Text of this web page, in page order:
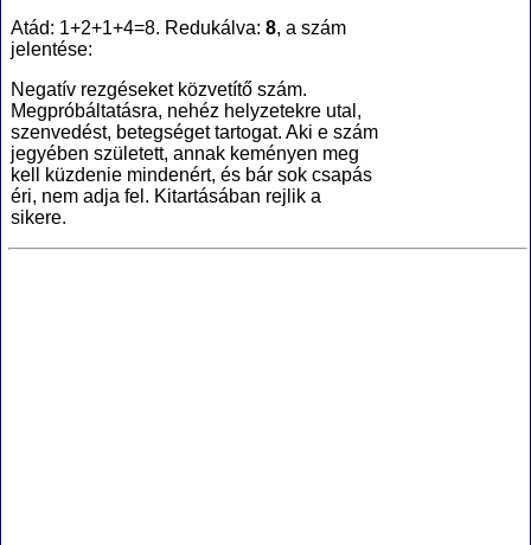
Atád: 1+2+1+4=8. Redukálva: 8, a szám
jelentése:
Negatív rezgéseket közvetítő szám.
Megpróbáltatásra, nehéz helyzetekre utal,
szenvedést, betegséget tartogat. Aki e szám
jegyében született, annak keményen meg
kell küzdenie mindenért, és bár sok csapás
éri, nem adja fel. Kitartásában rejlik a
sikere.